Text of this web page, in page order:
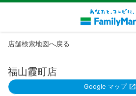
店舗検索地図へ戻る
福山霞町店
Google マップ